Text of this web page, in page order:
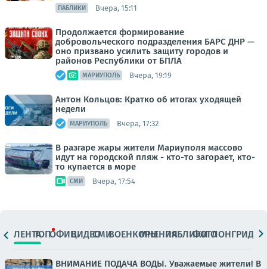
ПАБЛИКИ Вчера, 15:11
Продолжается формирование
добровольческого подразделения БАРС ДНР —
оно призвано усилить защиту городов и
районов Республики от БПЛА
МАРИУПОЛЬ Вчера, 19:19
Антон Кольцов: Кратко об итогах уходящей
недели
МАРИУПОЛЬ Вчера, 17:32
В разгаре жары жители Мариуполя массово
идут на городской пляж - кто-то загорает, кто-
то купается в море
СМИ Вчера, 17:54
ЛЕНТАТОПОФИЦ.ВИДЕОСМИВОЕНКОРЫМНЕНИЯПАБЛИКИ
ФОТОЛОНГРИДЫ
ВНИМАНИЕ ПОДАЧА ВОДЫ. Уважаемые жители! В